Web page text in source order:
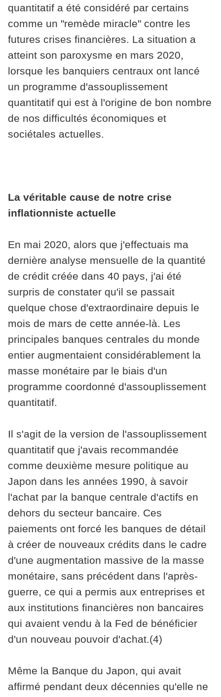
quantitatif a été considéré par certains
comme un "remède miracle" contre les
futures crises financières. La situation a
atteint son paroxysme en mars 2020,
lorsque les banquiers centraux ont lancé
un programme d'assouplissement
quantitatif qui est à l'origine de bon nombre
de nos difficultés économiques et
sociétales actuelles.
La véritable cause de notre crise
inflationniste actuelle
En mai 2020, alors que j'effectuais ma
dernière analyse mensuelle de la quantité
de crédit créée dans 40 pays, j'ai été
surpris de constater qu'il se passait
quelque chose d'extraordinaire depuis le
mois de mars de cette année-là. Les
principales banques centrales du monde
entier augmentaient considérablement la
masse monétaire par le biais d'un
programme coordonné d'assouplissement
quantitatif.
Il s'agit de la version de l'assouplissement
quantitatif que j'avais recommandée
comme deuxième mesure politique au
Japon dans les années 1990, à savoir
l'achat par la banque centrale d'actifs en
dehors du secteur bancaire. Ces
paiements ont forcé les banques de détail
à créer de nouveaux crédits dans le cadre
d'une augmentation massive de la masse
monétaire, sans précédent dans l'après-
guerre, ce qui a permis aux entreprises et
aux institutions financières non bancaires
qui avaient vendu à la Fed de bénéficier
d'un nouveau pouvoir d'achat.(4)
Même la Banque du Japon, qui avait
affirmé pendant deux décennies qu'elle ne